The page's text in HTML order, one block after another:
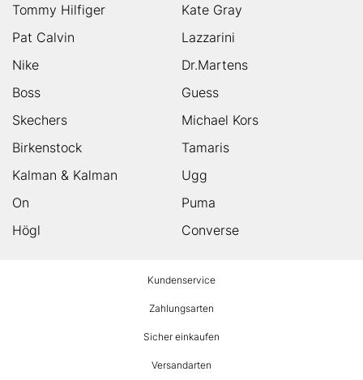
Tommy Hilfiger
Kate Gray
Pat Calvin
Lazzarini
Nike
Dr.Martens
Boss
Guess
Skechers
Michael Kors
Birkenstock
Tamaris
Kalman & Kalman
Ugg
On
Puma
Högl
Converse
Kundenservice
Zahlungsarten
Sicher einkaufen
Versandarten